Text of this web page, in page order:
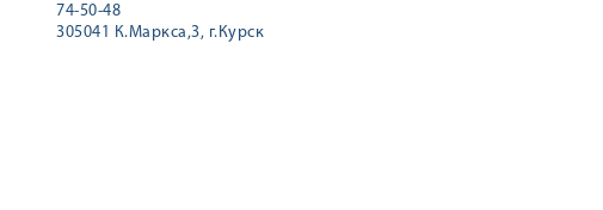
74-50-48
305041 К.Маркса,3, г.Курск